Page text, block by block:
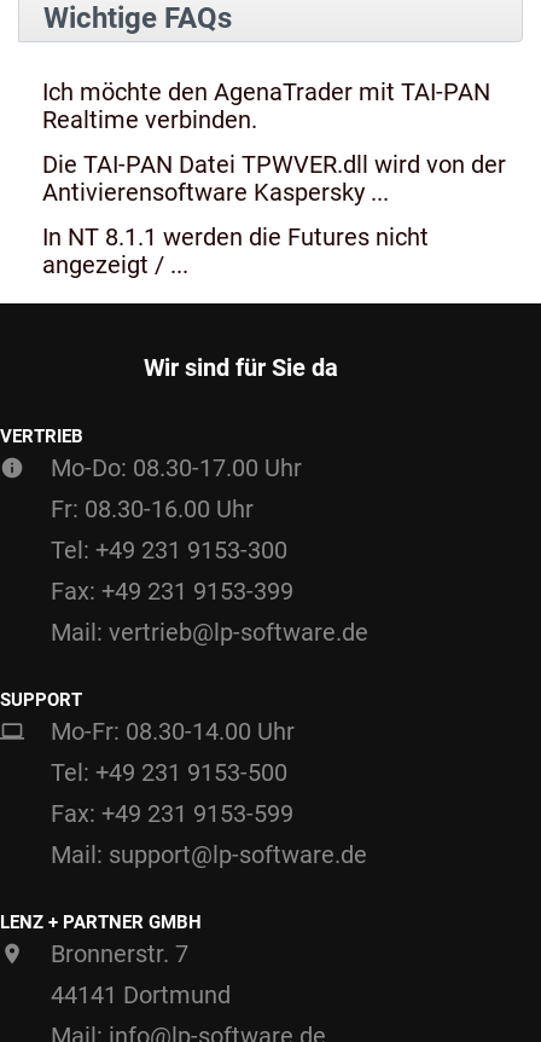
Wichtige FAQs
Ich möchte den AgenaTrader mit TAI-PAN
Realtime verbinden.
Die TAI-PAN Datei TPWVER.dll wird von der
Antivierensoftware Kaspersky ...
In NT 8.1.1 werden die Futures nicht
angezeigt / ...
Wir sind für Sie da
VERTRIEB
Mo-Do: 08.30-17.00 Uhr
Fr: 08.30-16.00 Uhr
Tel: +49 231 9153-300
Fax: +49 231 9153-399
Mail: vertrieb@lp-software.de
SUPPORT
Mo-Fr: 08.30-14.00 Uhr
Tel: +49 231 9153-500
Fax: +49 231 9153-599
Mail: support@lp-software.de
LENZ + PARTNER GMBH
Bronnerstr. 7
44141 Dortmund